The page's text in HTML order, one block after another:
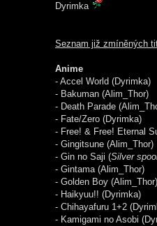
Dyrimka
Seznam již zmíněných
Anime
- Accel World (Dyrimka)
- Bakuman (Alim_Thor)
- Death Parade
- Fate/Zero (Dyrimka)
- Free! & Free! Eternal
- Gingitsune (Alim_Thor)
- Gin no Saji (Silver
- Gintama (Alim_Thor)
- Golden Boy (Alim_Thor)
- Haikyuu!! (Dyrimka)
- Chihayafuru 1+2
- Kamigami no Asobi